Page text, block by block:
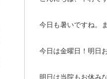
今日も暑いですね。
今日は金曜日！明日
明日は当院もお休み